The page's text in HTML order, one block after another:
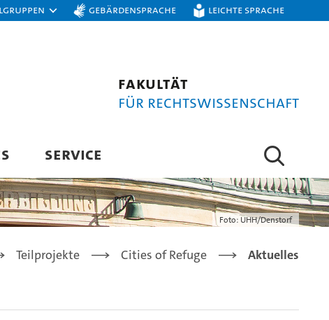
Gebärdensprache Leichte Sprache
Fakultät
für Rechtswissenschaft
SERVICE
Foto: UHH/Denstorf
Teilprojekte Cities of Refuge Aktuelles